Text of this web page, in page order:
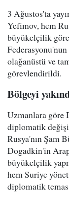
3 Ağustos'ta
Yefimov, hem
büyükelçilik
olağanüstü ve
görevlendirildi.
Bölgeyi
Uzmanlara göre
diplomatik
Rusya'nın Şam
Dogadkin'in
büyükelçilik
hem Suriye
diplomatik